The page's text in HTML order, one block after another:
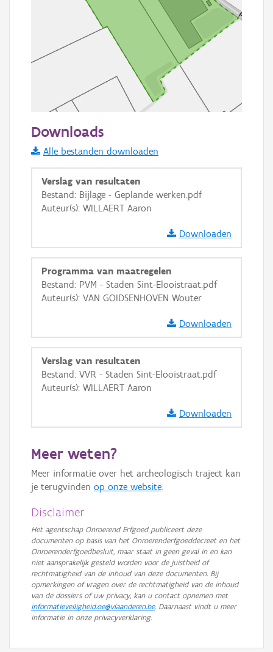
Informatie Vlaanderen
i
+ −
Basis Lagen
Ortho
GRB-Basiskaart
GRB-Basiskaart in grijswaarden
Downloads
Alle bestanden downloaden
Verslag van resultaten
Bestand: Bijlage - Geplande werken.pdf
Auteur(s): WILLAERT Aaron
Downloaden
Programma van maatregelen
Bestand: PVM - Staden Sint-Elooistraat.pdf
Auteur(s): VAN GOIDSENHOVEN Wouter
Downloaden
Verslag van resultaten
Bestand: VVR - Staden Sint-Elooistraat.pdf
Auteur(s): WILLAERT Aaron
Downloaden
Meer weten?
Meer informatie over het archeologisch traject kan
je terugvinden op onze website.
Disclaimer
Het agentschap Onroerend Erfgoed publiceert deze
documenten op basis van het Onroerenderfgoeddecreet en het
Onroerenderfgoedbesluit, maar staat in geen geval in en kan
niet aansprakelijk gesteld worden voor de juistheid of
rechtmatigheid van de inhoud van deze documenten. Bij
opmerkingen of vragen over de rechtmatigheid van de inhoud
van de dossiers of uw privacy, kan u contact opnemen met
informatieveiligheid.oe@vlaanderen.be. Daarnaast vindt u meer
informatie in onze privacyverklaring.